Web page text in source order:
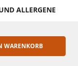
ALLERGENE
WARENKORB